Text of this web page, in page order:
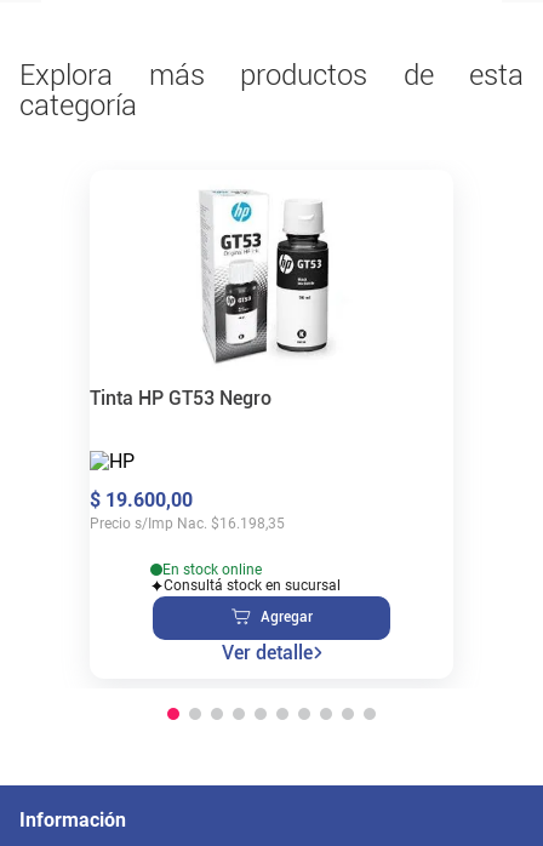
Explora más productos de esta
categoría
Tinta HP GT53 Negro
$ 19.600,00
Precio s/Imp Nac. $16.198,35
En stock online
Consultá stock en sucursal
Agregar
Ver detalle
Información